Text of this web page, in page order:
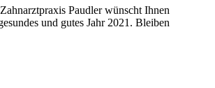
Paudler wünscht Ihnen
und gutes Jahr 2021. Bleiben